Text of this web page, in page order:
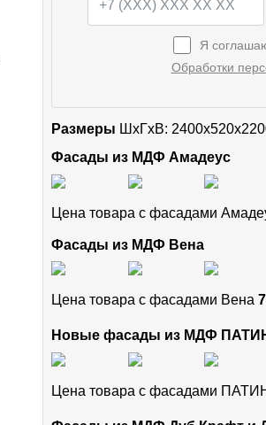
Я
Обработки
Размеры ШxГхВ:
Фасады из МДФ Амадеус
Цена товара с фасадами
Фасады из МДФ Вена
Цена товара с фасадами Вена
Новые фасады из МДФ
Цена товара с фасадами